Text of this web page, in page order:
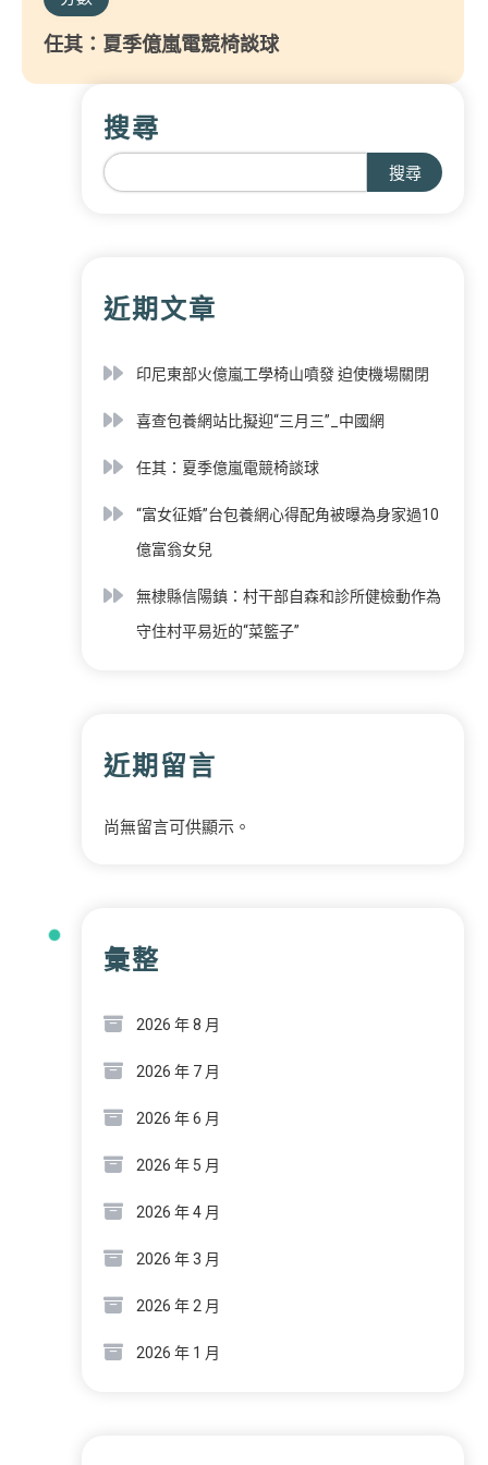
任其：夏季億嵐電競椅談球
搜尋
搜尋
近期文章
印尼東部火億嵐工學椅山噴發 迫使機場關閉
喜查包養網站比擬迎“三月三”_中國網
任其：夏季億嵐電競椅談球
“富女征婚”台包養網心得配角被曝為身家過10
億富翁女兒
無棣縣信陽鎮：村干部自森和診所健檢動作為
守住村平易近的“菜籃子”
近期留言
尚無留言可供顯示。
彙整
2026 年 8 月
2026 年 7 月
2026 年 6 月
2026 年 5 月
2026 年 4 月
2026 年 3 月
2026 年 2 月
2026 年 1 月